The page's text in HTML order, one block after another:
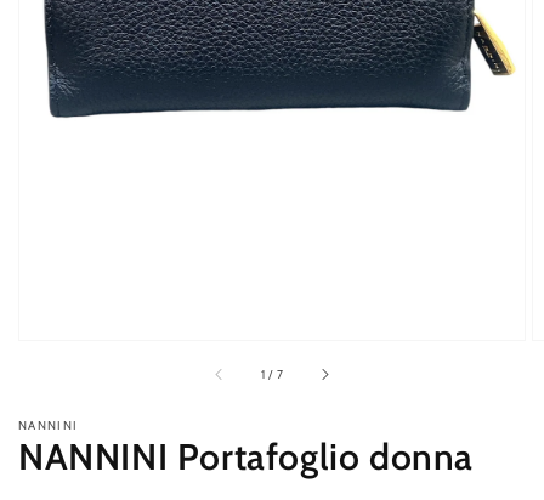
Apri
1
dei
contenuti
1 / di
7
NANNINI
NANNINI Portafoglio donna